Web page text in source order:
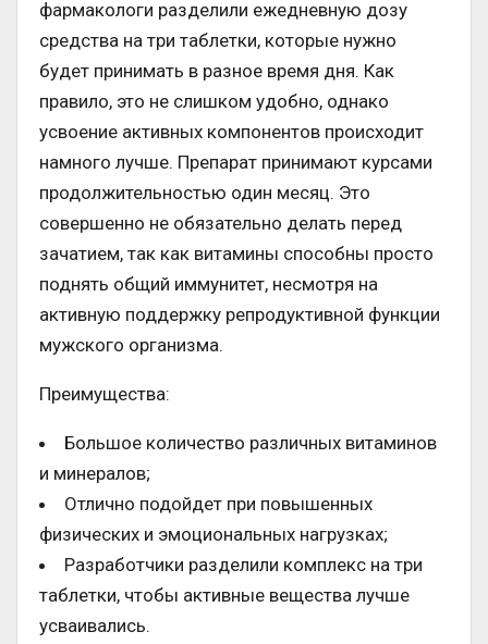
фармакологи разделили ежедневную дозу
средства на три таблетки, которые нужно
будет принимать в разное время дня. Как
правило, это не слишком удобно, однако
усвоение активных компонентов происходит
намного лучше. Препарат принимают курсами
продолжительностью один месяц. Это
совершенно не обязательно делать перед
зачатием, так как витамины способны просто
поднять общий иммунитет, несмотря на
активную поддержку репродуктивной функции
мужского организма.
Преимущества:
Большое количество различных витаминов
и минералов;
Отлично подойдет при повышенных
физических и эмоциональных нагрузках;
Разработчики разделили комплекс на три
таблетки, чтобы активные вещества лучше
усваивались.